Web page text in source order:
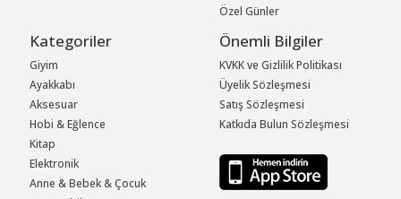
Özel Günler
Kategoriler
Giyim
Ayakkabı
Aksesuar
Hobi & Eğlence
Kitap
Elektronik
Anne & Bebek & Çocuk
Önemli Bilgiler
KVKK ve Gizlilik Politikası
Üyelik Sözleşmesi
Satış Sözleşmesi
Katkıda Bulun Sözleşmesi